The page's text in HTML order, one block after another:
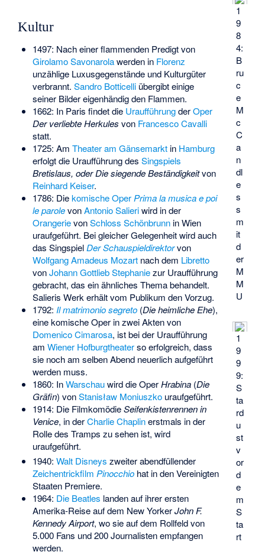
1
9
8
4:
B
ru
c
e
M
c
C
a
n
dl
e
s
s
m
it
d
er
M
M
U
1
9
9
9:
S
ta
rd
u
st
v
or
d
e
m
S
ta
rt
Kultur
1497: Nach einer flammenden Predigt von
Girolamo Savonarolawerden in Florenz
unzählige Luxusgegenstände und Kulturgüter
verbrannt. Sandro Botticelliübergibt einige
seiner Bilder eigenhändig den Flammen.
1662: In Paris findet die UraufführungderOper
Der verliebte Herkules von Francesco Cavalli
statt.
1725: Am Theater am Gänsemarktin Hamburg
erfolgt die Uraufführung des Singspiels
Bretislaus, oder Die siegende Beständigkeitvon
Reinhard Keiser.
1786: Diekomische Oper Prima la musica e poi
le parolevonAntonio Salieriwird in der
OrangerievonSchloss Schönbrunnin Wien
uraufgeführt. Bei gleicher Gelegenheit wird auch
das SingspielDer Schauspieldirektorvon
Wolfgang Amadeus Mozartnach dem Libretto
vonJohann Gottlieb Stephaniezur Uraufführung
gebracht, das ein ähnliches Thema behandelt.
Salieris Werk erhält vom Publikum den Vorzug.
1792: Il matrimonio segreto(Die heimliche Ehe),
eine komische Oper in zwei Akten von
Domenico Cimarosa, ist bei der Uraufführung
am Wiener Hofburgtheaterso erfolgreich, dass
sie noch am selben Abend neuerlich aufgeführt
werden muss.
1860: InWarschauwird die OperHrabina(Die
Gräfin) vonStanisław Moniuszkouraufgeführt.
1914: Die FilmkomödieSeifenkistenrennen in
Venice, in derCharlie Chaplinerstmals in der
Rolle des Tramps zu sehen ist, wird
uraufgeführt.
1940: Walt Disneys zweiter abendfüllender
Zeichentrickfilm Pinocchiohat in den Vereinigten
Staaten Premiere.
1964: Die Beatles landen auf ihrer ersten
Amerika-Reise auf dem New YorkerJohn F.
Kennedy Airport, wo sie auf dem Rollfeld von
5.000 Fans und 200 Journalisten empfangen
werden.